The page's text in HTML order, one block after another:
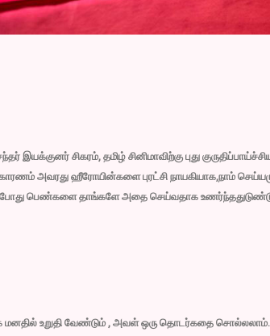
இயக்குனர் சிகரம், தமிழ் சினிமாவிற்கு புது
அவரது ஹீரோயின்களை புரட்சி நாயகியாக,நாம்
போது பெண்களை தாங்களே அதை செய்வதாக
மனதில் உறுதி வேண்டும் , அவள் ஒரு தொடர்கதை சொல்லலாம்.